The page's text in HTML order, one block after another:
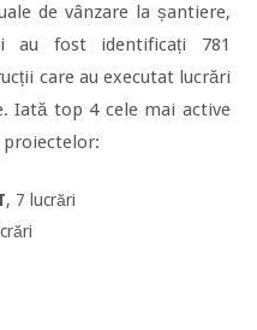
de vânzare la șantiere,
au fost identificați 781
care au executat lucrări
Iată top 4 cele mai active
proiectelor:
, 7 lucrări